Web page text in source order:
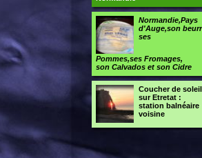
Pommes,ses Fromages,
son Calvados et son Cidre
Coucher de soleil
sur Etretat :
station balnéaire
voisine